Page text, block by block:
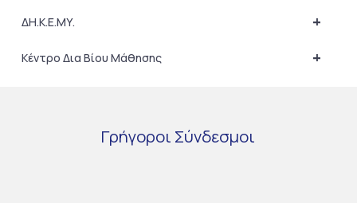
+
ΔΗ.Κ.Ε.ΜΥ.
+
Κέντρο Δια Βίου Μάθησης
Γρήγοροι Σύνδεσμοι